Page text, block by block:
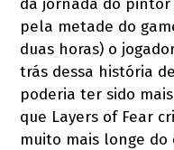
da jornada do
pela metade do
duas horas) o
trás dessa história
poderia ter sido
que Layers of Fear
muito mais longe do